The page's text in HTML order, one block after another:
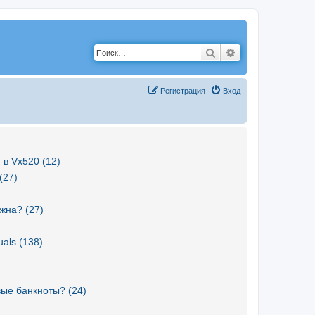
Поиск
Вход
Регистрация
Vx520 (12)
(27)
(138)
банкноты? (24)